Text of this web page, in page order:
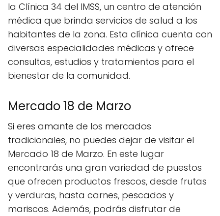
la Clínica 34 del IMSS, un centro de atención
médica que brinda servicios de salud a los
habitantes de la zona. Esta clínica cuenta con
diversas especialidades médicas y ofrece
consultas, estudios y tratamientos para el
bienestar de la comunidad.
Mercado 18 de Marzo
Si eres amante de los mercados
tradicionales, no puedes dejar de visitar el
Mercado 18 de Marzo. En este lugar
encontrarás una gran variedad de puestos
que ofrecen productos frescos, desde frutas
y verduras, hasta carnes, pescados y
mariscos. Además, podrás disfrutar de